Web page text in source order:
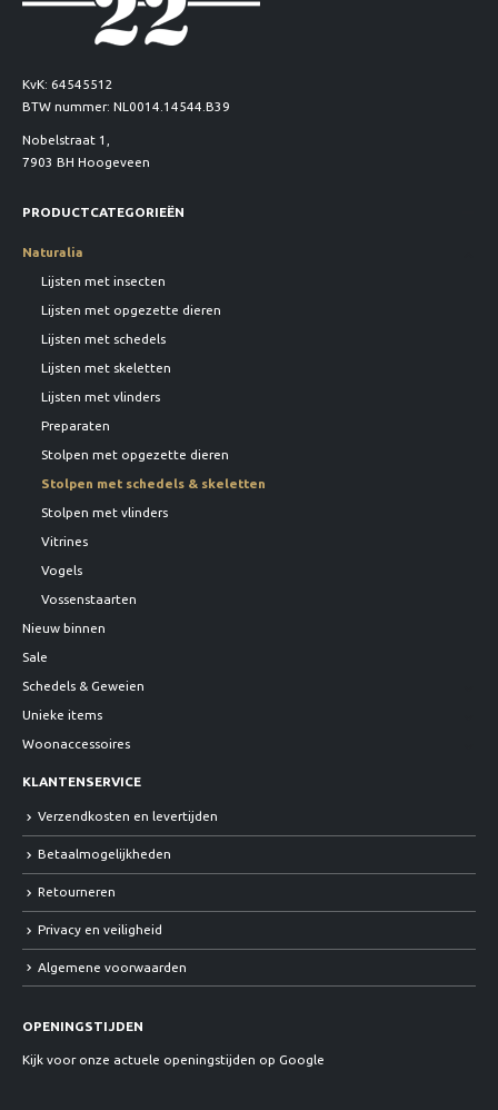
KvK: 64545512
BTW nummer: NL0014.14544.B39
Nobelstraat 1,
7903 BH Hoogeveen
PRODUCTCATEGORIEËN
Naturalia
Lijsten met insecten
Lijsten met opgezette dieren
Lijsten met schedels
Lijsten met skeletten
Lijsten met vlinders
Preparaten
Stolpen met opgezette dieren
Stolpen met schedels & skeletten
Stolpen met vlinders
Vitrines
Vogels
Vossenstaarten
Nieuw binnen
Sale
Schedels & Geweien
Unieke items
Woonaccessoires
KLANTENSERVICE
Verzendkosten en levertijden
Betaalmogelijkheden
Retourneren
Privacy en veiligheid
Algemene voorwaarden
OPENINGSTIJDEN
Kijk voor onze actuele openingstijden op Google